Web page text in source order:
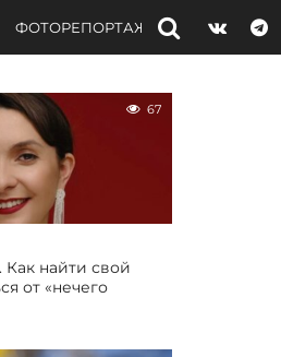
ФОТОРЕПОРТАЖИ ИНТЕРВЬЮ
67
найти свой
от «нечего